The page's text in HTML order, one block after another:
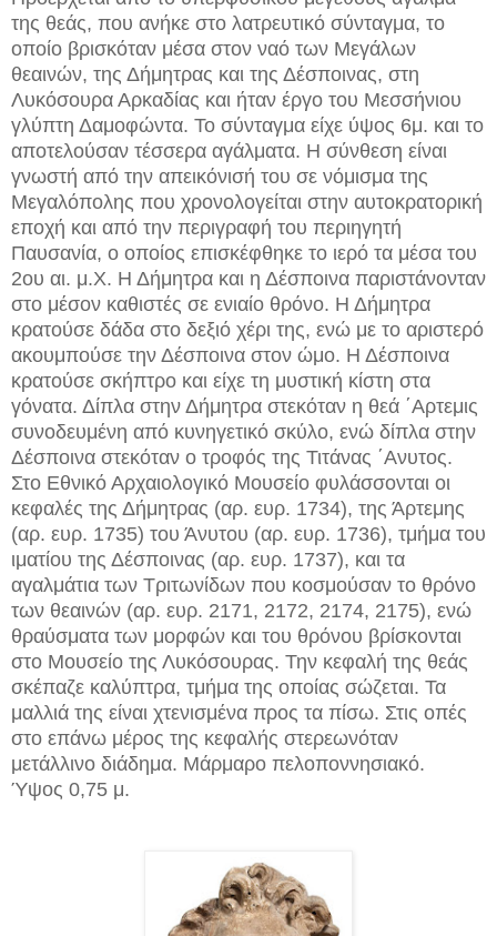
της θεάς, που ανήκε στο λατρευτικό σύνταγμα, το
οποίο βρισκόταν μέσα στον ναό των Μεγάλων
θεαινών, της Δήμητρας και της Δέσποινας, στη
Λυκόσουρα Αρκαδίας και ήταν έργο του Μεσσήνιου
γλύπτη Δαμοφώντα. Το σύνταγμα είχε ύψος 6μ. και το
αποτελούσαν τέσσερα αγάλματα. Η σύνθεση είναι
γνωστή από την απεικόνισή του σε νόμισμα της
Μεγαλόπολης που χρονολογείται στην αυτοκρατορική
εποχή και από την περιγραφή του περιηγητή
Παυσανία, ο οποίος επισκέφθηκε το ιερό τα μέσα του
2ου αι. μ.Χ. Η Δήμητρα και η Δέσποινα παριστάνονταν
στο μέσον καθιστές σε ενιαίο θρόνο. Η Δήμητρα
κρατούσε δάδα στο δεξιό χέρι της, ενώ με το αριστερό
ακουμπούσε την Δέσποινα στον ώμο. Η Δέσποινα
κρατούσε σκήπτρο και είχε τη μυστική κίστη στα
γόνατα. Δίπλα στην Δήμητρα στεκόταν η θεά ΄Αρτεμις
συνοδευμένη από κυνηγετικό σκύλο, ενώ δίπλα στην
Δέσποινα στεκόταν ο τροφός της Τιτάνας ΄Ανυτος.
Στο Εθνικό Αρχαιολογικό Μουσείο φυλάσσονται οι
κεφαλές της Δήμητρας (αρ. ευρ. 1734), της Άρτεμης
(αρ. ευρ. 1735) του Άνυτου (αρ. ευρ. 1736), τμήμα του
ιματίου της Δέσποινας (αρ. ευρ. 1737), και τα
αγαλμάτια των Τριτωνίδων που κοσμούσαν το θρόνο
των θεαινών (αρ. ευρ. 2171, 2172, 2174, 2175), ενώ
θραύσματα των μορφών και του θρόνου βρίσκονται
στο Μουσείο της Λυκόσουρας. Την κεφαλή της θεάς
σκέπαζε καλύπτρα, τμήμα της οποίας σώζεται. Τα
μαλλιά της είναι χτενισμένα προς τα πίσω. Στις οπές
στο επάνω μέρος της κεφαλής στερεωνόταν
μετάλλινο διάδημα. Μάρμαρο πελοποννησιακό.
Ύψος 0,75 μ.